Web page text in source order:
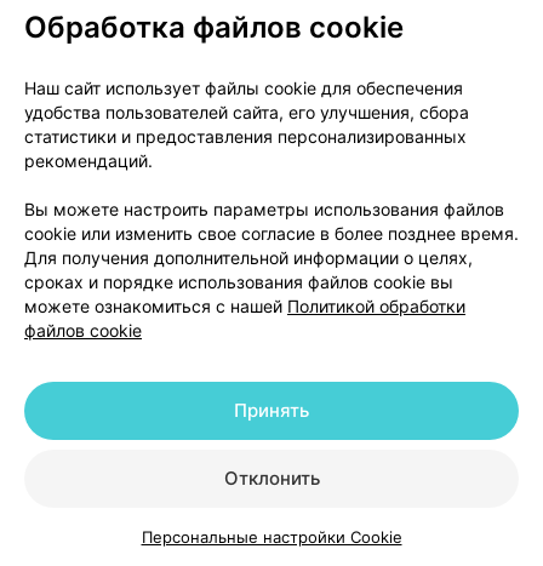
КаталогКорзинаИзбранноеПрофиль
Вам нужно принимать, как часто и как долго. Это
зависит от типа и тяжести инфекции, которой Вы
больны.
Пожалуйста, сообщите своему врачу, если у Вас
имеются проблемы с почками, так как может
потребоваться корректировка дозы.
точно так. как сказал Вам Ваш врач.
Проконсультируйтесь с врачом или работником
аптеки, если Вы не уверены, сколько таблеток и
как принимать Ципрофлоксацин.
Глотайте таблетки целиком, запивая большим
количеством жидкости.
Если Вы можете проглотить таблетку, сообщите об
лекарственную форму, более подходящую для Вас.
Обработка файлов cookie
Наш сайт использует файлы cookie для обеспечения
удобства пользователей сайта, его улучшения, сбора
статистики и предоставления персонализированных
рекомендаций.
Вы можете настроить параметры использования файлов
cookie или изменить свое согласие в более позднее время.
Для получения дополнительной информации о целях,
сроках и порядке использования файлов cookie вы
можете ознакомиться с нашей Политикой обработки
файлов cookie
Отклонить
Принять
Персональные настройки Cookie